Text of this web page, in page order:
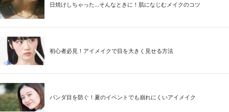
日焼けしちゃった...そんなときに！肌になじむメイクのコツ
初心者必見！アイメイクで目を大きく見せる方法
パンダ目を防ぐ！夏のイベントでも崩れにくいアイメイク